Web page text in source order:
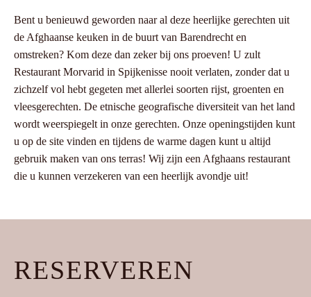
Bent u benieuwd geworden naar al deze heerlijke gerechten uit
de Afghaanse keuken in de buurt van Barendrecht en
omstreken? Kom deze dan zeker bij ons proeven! U zult
Restaurant Morvarid in Spijkenisse nooit verlaten, zonder dat u
zichzelf vol hebt gegeten met allerlei soorten rijst, groenten en
vleesgerechten. De etnische geografische diversiteit van het land
wordt weerspiegelt in onze gerechten. Onze openingstijden kunt
u op de site vinden en tijdens de warme dagen kunt u altijd
gebruik maken van ons terras! Wij zijn een Afghaans restaurant
die u kunnen verzekeren van een heerlijk avondje uit!
RESERVEREN